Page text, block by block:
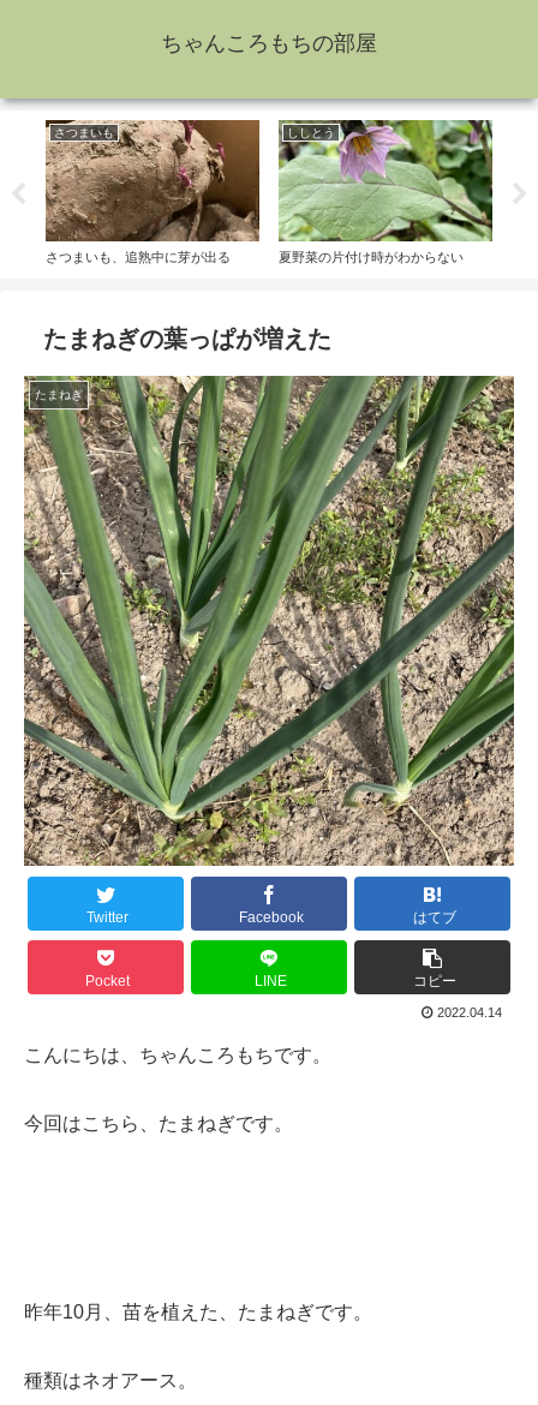
ちゃんころもちの部屋
さつまいも
さつまいも、追熟中に芽が出る
ししとう
夏野菜の片付け時がわからない
たまねぎの葉っぱが増えた
たまねぎ
Twitter Facebook はてブ
Pocket LINE コピー
2022.04.14
こんにちは、ちゃんころもちです。
今回はこちら、たまねぎです。
昨年10月、苗を植えた、たまねぎです。
種類はネオアース。